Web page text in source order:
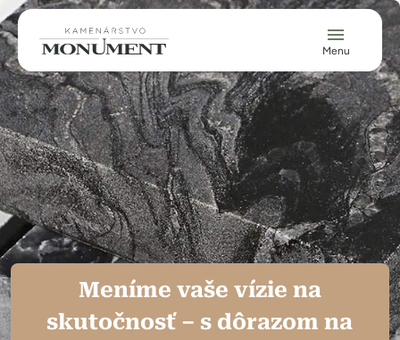
Skočiť na hlavný obsah
Menu
Meníme vaše vízie na
skutočnosť – s dôrazom na